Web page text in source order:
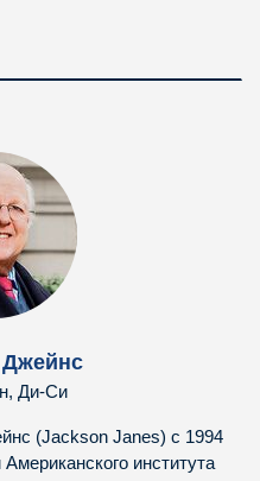
Ди-Си
(Jackson Janes) с 1994
института